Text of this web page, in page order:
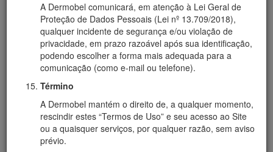
A Dermobel comunicará, em atenção à Lei Geral de
Proteção de Dados Pessoais (Lei nº 13.709/2018),
qualquer incidente de segurança e/ou violação de
privacidade, em prazo razoável após sua identificação,
podendo escolher a forma mais adequada para a
comunicação (como e-mail ou telefone).
Término
A Dermobel mantém o direito de, a qualquer momento,
rescindir estes “Termos de Uso” e seu acesso ao Site
ou a quaisquer serviços, por qualquer razão, sem aviso
prévio.